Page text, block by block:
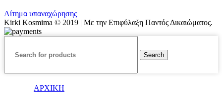
Αίτημα υπαναχώρησης
Kirki Kosmima © 2019 | Με την Επιφύλαξη Παντός Δικαιώματος.
Search
ΑΡΧΙΚΗ